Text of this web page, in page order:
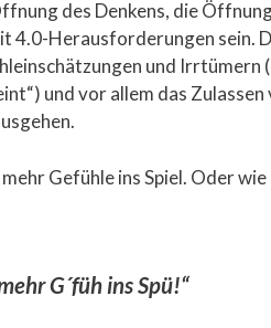
des Denkens, die
4.0-Herausforderungen sein.
und Irrtümern
und vor allem das
Gefühle ins Spiel. Oder
G´füh ins Spü!“